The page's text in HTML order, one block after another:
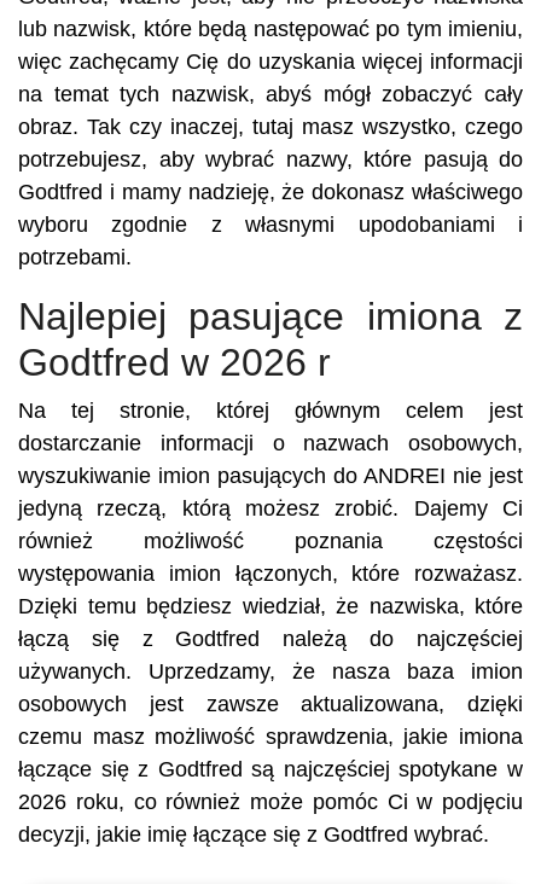
lub nazwisk, które będą następować po tym imieniu,
więc zachęcamy Cię do uzyskania więcej informacji
na temat tych nazwisk, abyś mógł zobaczyć cały
obraz. Tak czy inaczej, tutaj masz wszystko, czego
potrzebujesz, aby wybrać nazwy, które pasują do
Godtfred i mamy nadzieję, że dokonasz właściwego
wyboru zgodnie z własnymi upodobaniami i
potrzebami.
Najlepiej pasujące imiona z
Godtfred w 2026 r
Na tej stronie, której głównym celem jest
dostarczanie informacji o nazwach osobowych,
wyszukiwanie imion pasujących do ANDREI nie jest
jedyną rzeczą, którą możesz zrobić. Dajemy Ci
również możliwość poznania częstości
występowania imion łączonych, które rozważasz.
Dzięki temu będziesz wiedział, że nazwiska, które
łączą się z Godtfred należą do najczęściej
używanych. Uprzedzamy, że nasza baza imion
osobowych jest zawsze aktualizowana, dzięki
czemu masz możliwość sprawdzenia, jakie imiona
łączące się z Godtfred są najczęściej spotykane w
2026 roku, co również może pomóc Ci w podjęciu
decyzji, jakie imię łączące się z Godtfred wybrać.